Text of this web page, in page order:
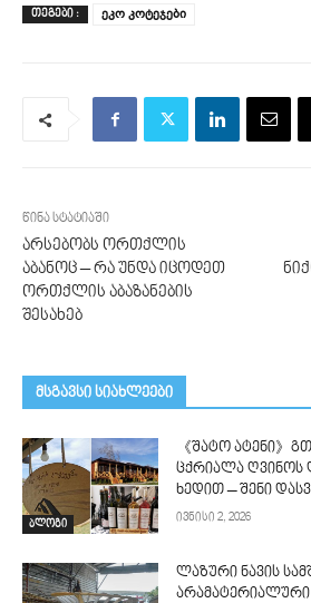
ᲗᲔᲒᲔᲑᲘ : ეკო კოტეჯები
წინა სტატიაში
არსებობს ორთქლის
აბანოც – რა უნდა იცოდეთ
ორთქლის აბაზანების
შესახებ
მსგავსი სიახლეები
ბლოგი
《შატო ატენი》
ცქრიალა ღვინოს
ხედით – შენი
ივნისი 2, 2026
ლაზური ნავის